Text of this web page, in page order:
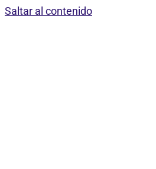
Saltar al contenido